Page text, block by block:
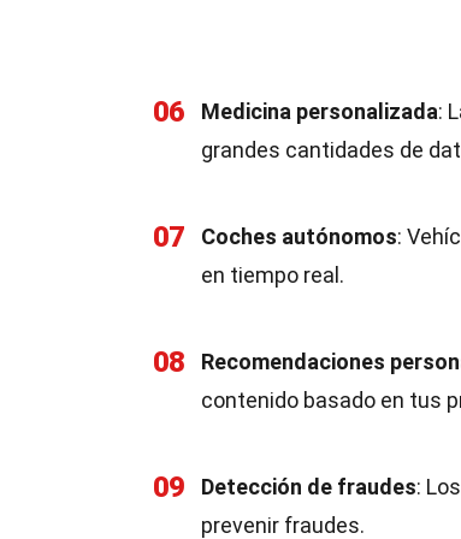
06 Medicina personalizada:
grandes cantidades de
07 Coches autónomos:
en tiempo real.
08 Recomendaciones
contenido basado en tus
09 Detección de fraudes:
prevenir fraudes.